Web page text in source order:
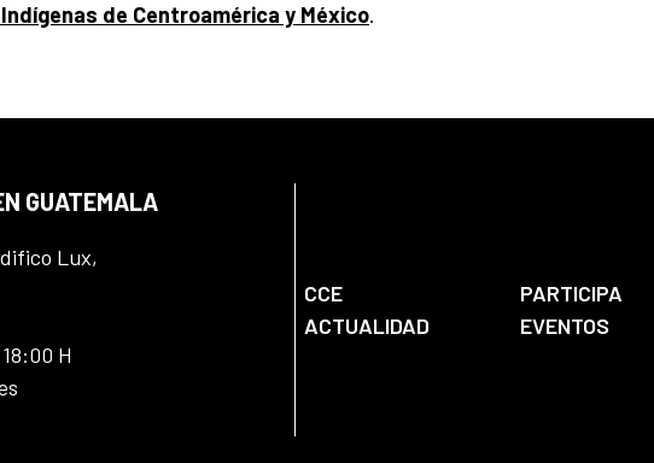
de Centroamérica y México.
GUATEMALA
Lux,
H
CCE PARTICIPA
ACTUALIDAD
EVENTOS